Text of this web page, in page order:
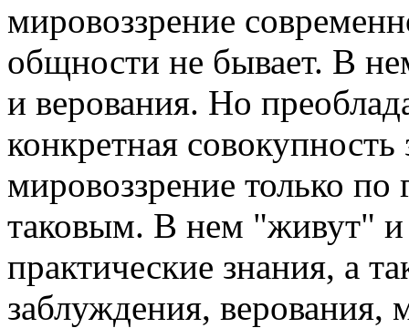
мировоззрение
общности не бывает. В
и верования. Но
конкретная
мировоззрение только
таковым. В нем "живут"
практические знания, а
заблуждения, верования,